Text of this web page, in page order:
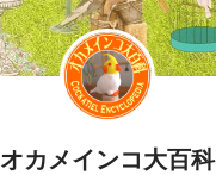
オカメインコ大百科